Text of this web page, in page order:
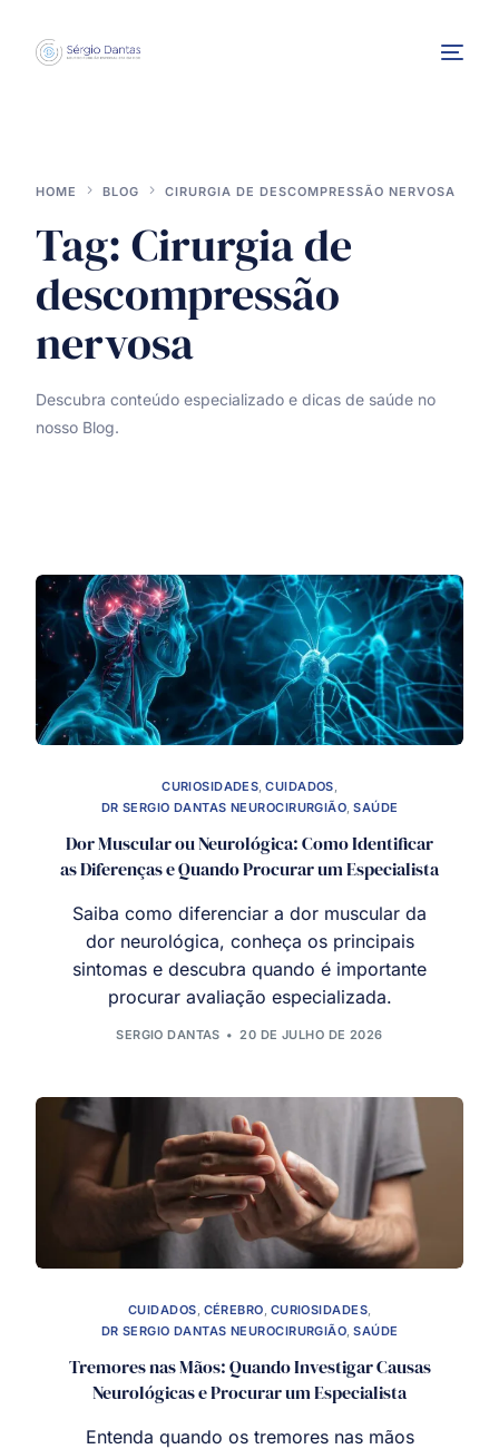
HOME BLOG CIRURGIA DE DESCOMPRESSÃO NERVOSA
Tag:Cirurgia de
descompressão
nervosa
Descubra conteúdo especializado e dicas de saúde no
nosso Blog.
CURIOSIDADES ,CUIDADOS
DR SERGIO DANTAS NEUROCIRURGIÃO ,SAÚDE
Dor Muscular ou Neurológica: Como Identificar
as Diferenças e Quando Procurar um Especialista
Saiba como diferenciar a dor muscular da
dor neurológica, conheça os principais
sintomas e descubra quando é importante
procurar avaliação especializada.
SERGIO DANTAS 20 DE JULHO DE 2026
CUIDADOS CÉREBRO CURIOSIDADES,
DR SERGIO DANTAS NEUROCIRURGIÃO ,SAÚDE
Tremores nas Mãos: Quando Investigar Causas
Neurológicas e Procurar um Especialista
Entenda quando os tremores nas mãos
INTERVENÇÕES